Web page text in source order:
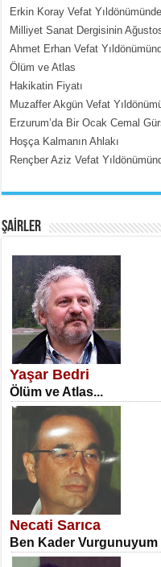
MEHMET ÇOBAN
İçerdeki Put Dışardaki
SATILMIŞ ÜMİT
Erkenlik...
NECLA DİLEK
Öğretmenler Günü
Erkin Koray Vefat
Milliyet Sanat Dergisinin
Ahmet Erhan Vefat
Ölüm ve Atlas
Hakikatin Fiyatı
Muzaffer Akgün Vefat
Erzurum’da Bir Ocak Cemal
Hoşça Kalmanın Ahlakı
Rençber Aziz Vefat
ŞAİRLER
Yaşar Bedri
Ölüm ve Atlas...
Necati Sarıca
Ben Kader Vurgunuyum